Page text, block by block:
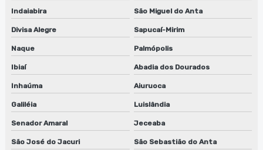
Indaiabira São Miguel do Anta
Divisa Alegre Sapucaí-Mirim
Naque Palmópolis
Ibiaí Abadia dos Dourados
Inhaúma Aiuruoca
Galiléia Luislândia
Senador Amaral Jeceaba
São José do Jacuri São Sebastião do Anta